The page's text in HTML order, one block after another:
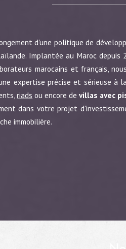
d'une politique de
Implantée au Maroc
marocains et français,
expertise précise et sérieuse à
riads ou encore devillas avec
dans votre projet
immobilière.